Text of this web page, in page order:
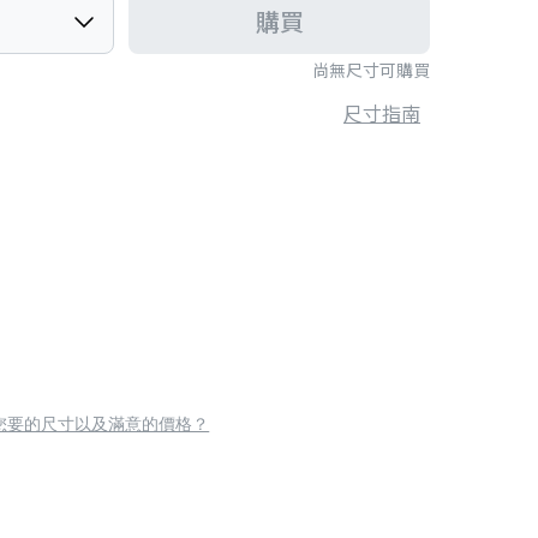
尚無尺寸可購買
購買
尺寸指南
要的尺寸以及滿意的價格？